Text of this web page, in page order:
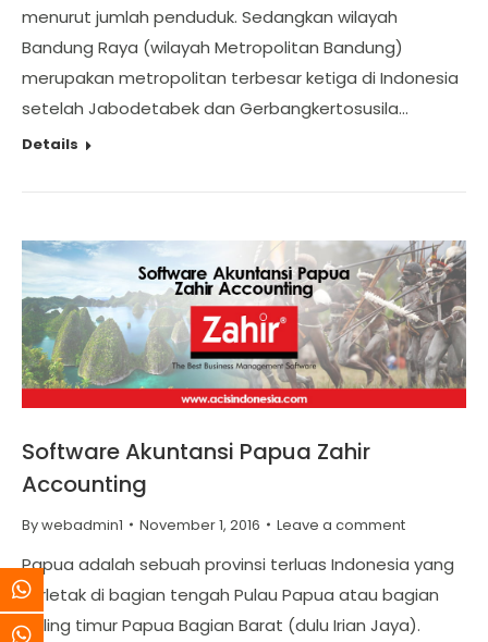
menurut jumlah penduduk. Sedangkan wilayah
Bandung Raya (wilayah Metropolitan Bandung)
merupakan metropolitan terbesar ketiga di Indonesia
setelah Jabodetabek dan Gerbangkertosusila…
Details
Software Akuntansi Papua Zahir
Accounting
Bywebadmin1 November 1, 2016 Leave a comment
Papua adalah sebuah provinsi terluas Indonesia yang
terletak di bagian tengah Pulau Papua atau bagian
paling timur Papua Bagian Barat (dulu Irian Jaya).